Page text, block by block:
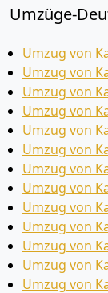
Umzüge-
Umzug von
Umzug von
Umzug von
Umzug von
Umzug von
Umzug von
Umzug von
Umzug von
Umzug von
Umzug von
Umzug von
Umzug von
Umzug von